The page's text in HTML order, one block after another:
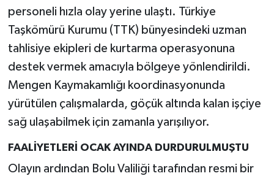
personeli hızla olay yerine ulaştı. Türkiye
Taşkömürü Kurumu (TTK) bünyesindeki uzman
tahlisiye ekipleri de kurtarma operasyonuna
destek vermek amacıyla bölgeye yönlendirildi.
Mengen Kaymakamlığı koordinasyonunda
yürütülen çalışmalarda, göçük altında kalan işçiye
sağ ulaşabilmek için zamanla yarışılıyor.
FAALİYETLERİ OCAK AYINDA DURDURULMUŞTU
Olayın ardından Bolu Valiliği tarafından resmi bir